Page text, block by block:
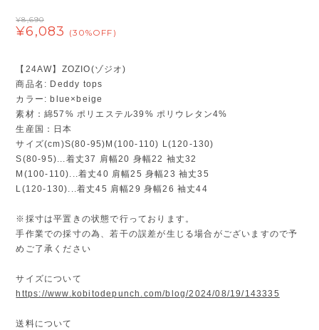
¥8,690
¥6,083 (30%OFF)
【24AW】ZOZIO(ゾジオ)
商品名: Deddy tops
カラー: blue×beige
素材：綿57% ポリエステル39% ポリウレタン4%
生産国：日本
サイズ(cm)S(80-95)M(100-110) L(120-130)
S(80-95)...着丈37 肩幅20 身幅22 袖丈32
M(100-110)...着丈40 肩幅25 身幅23 袖丈35
L(120-130)...着丈45 肩幅29 身幅26 袖丈44
※採寸は平置きの状態で行っております。
手作業での採寸の為、若干の誤差が生じる場合がございますので予
めご了承ください
サイズについて
https://www.kobitodepunch.com/blog/2024/08/19/143335
送料について